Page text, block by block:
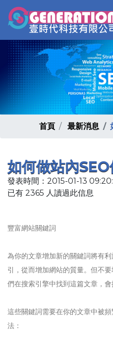
首頁 最新消息
如何做站內
發表時間：2015-01-13
已有 2365 人讀過此信息
豐富網站關鍵詞
為你的文章增加新的關鍵詞將有
引，從而增加網站的質量。但不
們在搜索引擎中找到這篇文章，
這些關鍵詞需要在你的文章中被
法：